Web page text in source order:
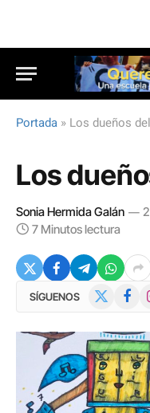
Portada » Los dueños
Los
Sonia Hermida Galán
7 Minutos lectura
SÍGUENOS